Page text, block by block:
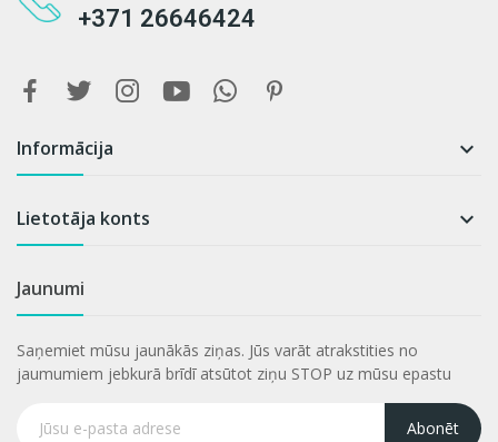
+371 26646424
Informācija 
Lietotāja konts 
Jaunumi
Saņemiet mūsu jaunākās ziņas. Jūs varāt atrakstities no
jaumumiem jebkurā brīdī atsūtot ziņu STOP uz mūsu epastu
Abonēt